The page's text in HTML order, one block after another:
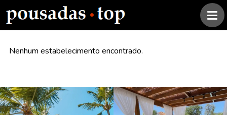
Nenhum estabelecimento encontrado.